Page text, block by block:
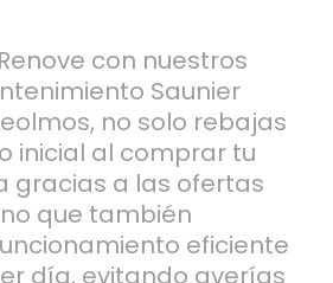
con nuestros
Saunier
no solo rebajas
inicial al comprar tu
gracias a las ofertas
que también
eficiente
día, evitando averías
al máximo tu equipo.